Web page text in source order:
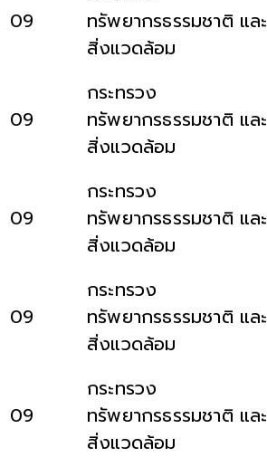
09
ทรัพยากรธรรมชาติ และ
สิ่งแวดล้อม
09
กระทรวง
ทรัพยากรธรรมชาติ และ
สิ่งแวดล้อม
09
กระทรวง
ทรัพยากรธรรมชาติ และ
สิ่งแวดล้อม
09
กระทรวง
ทรัพยากรธรรมชาติ และ
สิ่งแวดล้อม
09
กระทรวง
ทรัพยากรธรรมชาติ และ
สิ่งแวดล้อม